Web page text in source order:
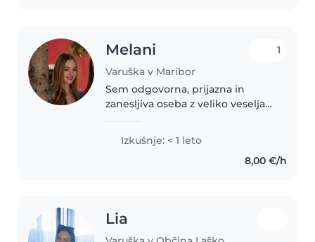
Melani
Varuška v Maribor
1
Sem odgovorna, prijazna in
zanesljiva oseba z veliko veselja
srednjo šolo - gimnazijsko smer
predšolska vzgoja, trenutno pa
sem v 1. letniku Pedagoške..
Izkušnje: < 1 leto
8,00 €/h
Lia